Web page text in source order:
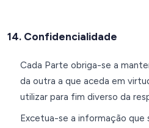
14. Confidencialidade
Cada Parte obriga-se a
da outra a que aceda em
utilizar para fim diverso da
Excetua-se a informação que